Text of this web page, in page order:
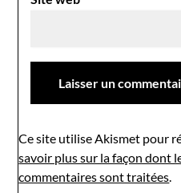
Ce site utilise Akismet pour
savoir plus sur la façon dont
commentaires sont traitées.